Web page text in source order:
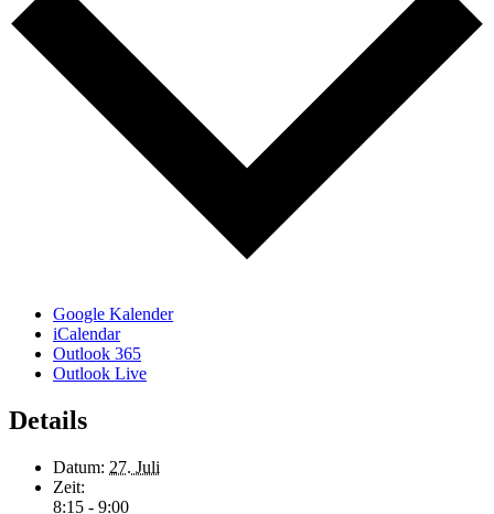
Google Kalender
iCalendar
Outlook 365
Outlook Live
Details
Datum: 27. Juli
Zeit:
8:15 - 9:00